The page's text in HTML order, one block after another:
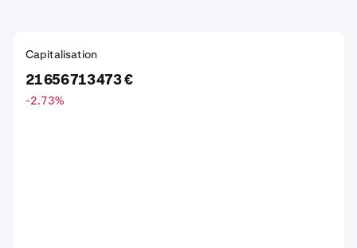
Capitalisation
21 656 713 473 €
-2.73%